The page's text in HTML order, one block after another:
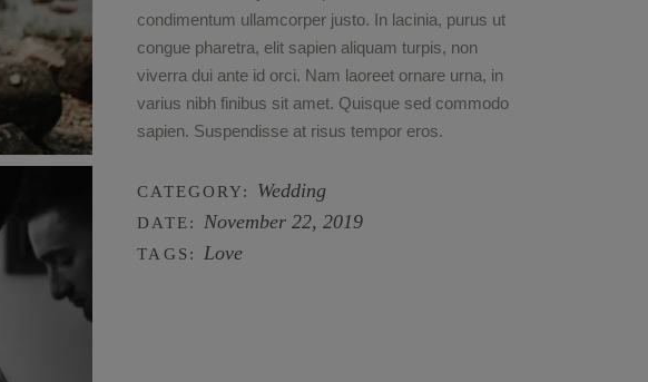
condimentum ullamcorper justo. In lacinia, purus ut
congue pharetra, elit sapien aliquam turpis, non
viverra dui ante id orci. Nam laoreet ornare urna, in
varius nibh finibus sit amet. Quisque sed commodo
sapien. Suspendisse at risus tempor eros.
CATEGORY: Wedding
DATE: November 22, 2019
TAGS: Love